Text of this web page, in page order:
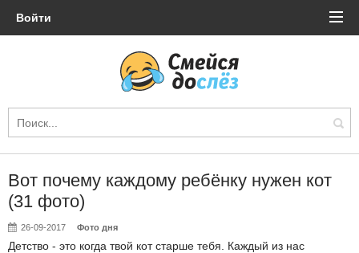
Войти
Вот почему каждому ребёнку нужен кот
(31 фото)
26-09-2017 Фото дня
Детство - это когда твой кот старше тебя. Каждый из нас